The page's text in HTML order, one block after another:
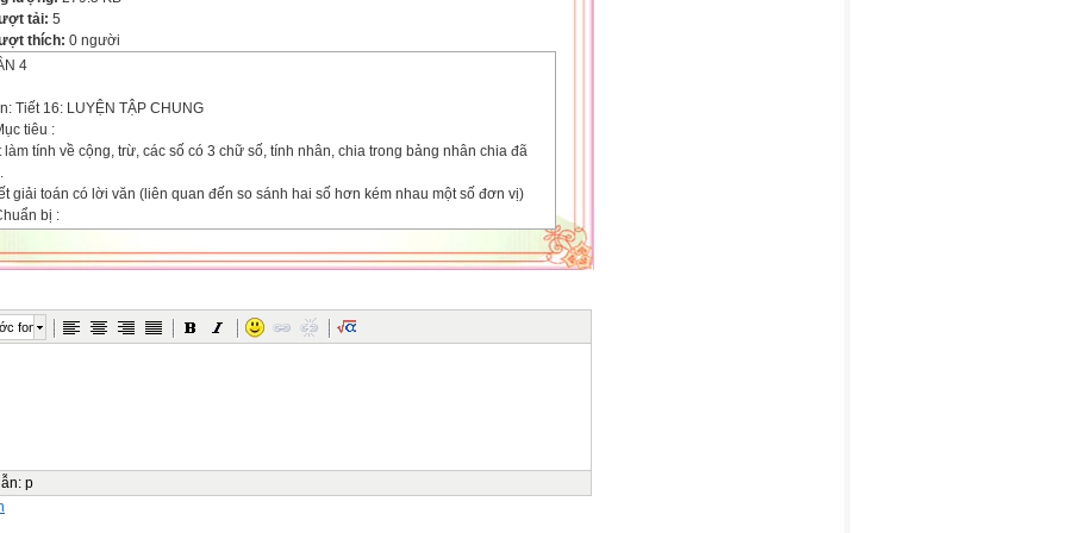
tải: 5
thích: 0 người
4
Tiết 16: LUYỆN TẬP CHUNG
tiêu :
làm tính về cộng, trừ, các số có 3 chữ số, tính nhân, chia trong bảng nhân chia đã
giải toán có lời văn (liên quan đến so sánh hai số hơn kém nhau một số đơn vị)
bị :
phụ viết nội dung bài tập 4 .
lớp :
cũ :
tập:
học sinh nêu bài .
font
: p